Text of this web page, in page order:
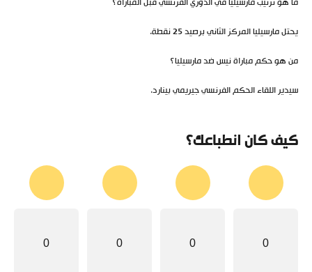
يحتل مارسيليا المركز الثاني برصيد 25 نقطة.
من هو حكم مباراة نيس ضد مارسيليا؟
سيدير اللقاء الحكم الفرنسي جيريمي بينارد.
كيف كان انطباعك؟
0
0
0
0